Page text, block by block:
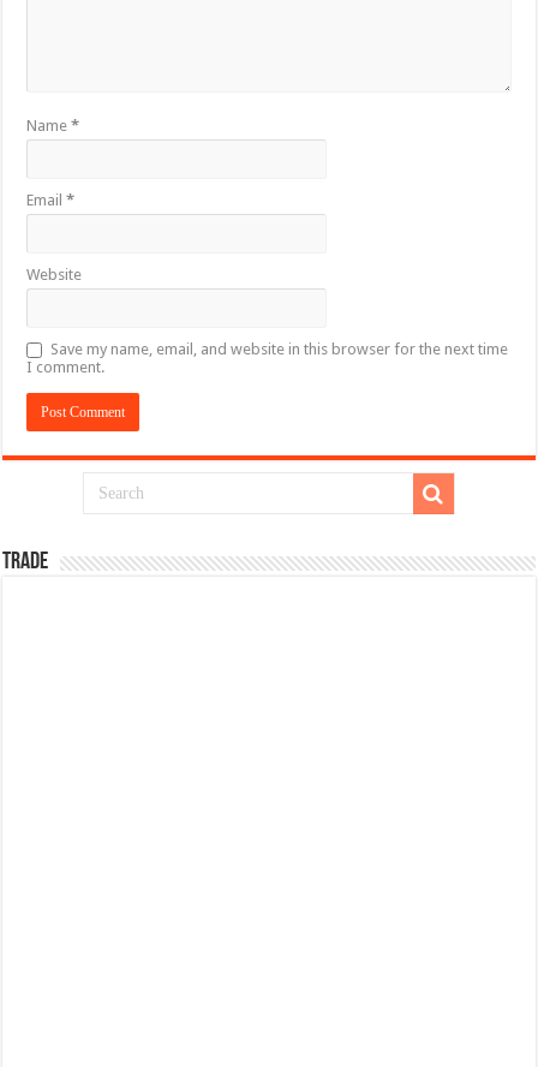
Name*
Email*
Website
Save my name, email, and website in this browser for the next time
I comment.
TRADE